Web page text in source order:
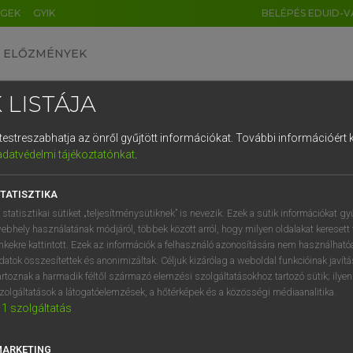
GYIK BELÉPÉS EDUID-
ELŐZMÉNYEK
egyetemes nagyszótár
VAN ELŐFIZETÉSED?
megtekintéséhez.
LISTÁJA
az önről gyűjtött információkat. További információért
tájékoztatónkat.
statisztikai sütiket „teljesítménysütiknek” is nevezik. Ezek a sütik információkat
használatának módjáról, többek között arról, hogy milyen oldalakat keresett
kattintott. Ezek az információk a felhasználó azonosítására nem
összesítettek és anonimizáltak. Céljuk kizárólag a weboldal funkcióinak
a harmadik féltől származó elemzési szolgáltatásokhoz tartozó sütik;
a látogatóelemzések, a hőtérképek és a közösségi médiaanalitika.
1 szolgáltatás
DE CN FR ES IT NL
1 2 3 4 5 6 7 8 9
q w e r t z u i
a s d f g h j k l é
í y x c v b n m , .